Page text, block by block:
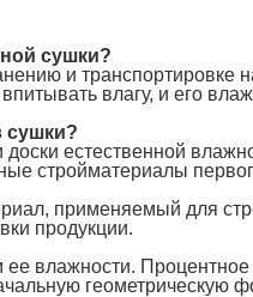
сушки?
и транспортировке
влагу, и его
сушки?
естественной
стройматериалы
применяемый для
продукции.
влажности.
геометрическую